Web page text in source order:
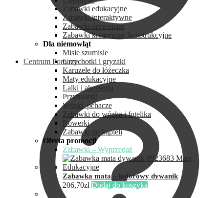
Centrum Pomocy
Zabawki edukacyjne
Zabawki interaktywne
Zabawki drewniane
Zabawki kreatywne, konstrukcyjne
Dla niemowląt
Misie szumisie
Grzechotki i gryzaki
Karuzele do łóżeczka
Maty edukacyjne
Lalki i akcesoria
Przytulanki
Wózki, pchacze
Zabawki do wózka i fotelika
Rowerki
Zabawki do kąpieli
Oferta promocji
Zabawki – Wyprzedaż
Zabawka mata – kolorowy dywanik
206,70zł Dodaj do koszyka